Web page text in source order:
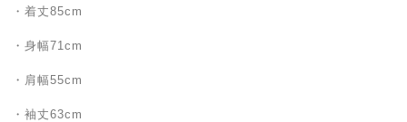
・着丈85cm
・身幅71cm
・肩幅55cm
・袖丈63cm